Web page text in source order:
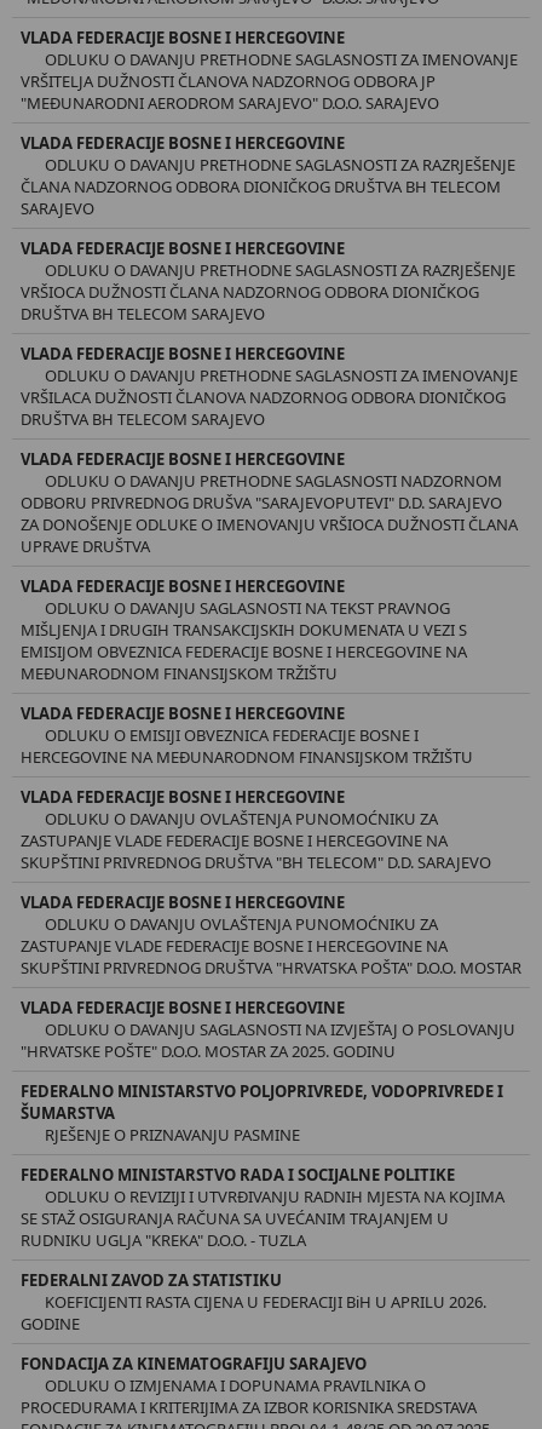
VLADA FEDERACIJE BOSNE I HERCEGOVINE
ODLUKU O DAVANJU PRETHODNE SAGLASNOSTI ZA IMENOVANJE
VRŠITELJA DUŽNOSTI ČLANOVA NADZORNOG ODBORA JP
"MEĐUNARODNI AERODROM SARAJEVO" D.O.O. SARAJEVO
VLADA FEDERACIJE BOSNE I HERCEGOVINE
ODLUKU O DAVANJU PRETHODNE SAGLASNOSTI ZA RAZRJEŠENJE
ČLANA NADZORNOG ODBORA DIONIČKOG DRUŠTVA BH TELECOM
SARAJEVO
VLADA FEDERACIJE BOSNE I HERCEGOVINE
ODLUKU O DAVANJU PRETHODNE SAGLASNOSTI ZA RAZRJEŠENJE
VRŠIOCA DUŽNOSTI ČLANA NADZORNOG ODBORA DIONIČKOG
DRUŠTVA BH TELECOM SARAJEVO
VLADA FEDERACIJE BOSNE I HERCEGOVINE
ODLUKU O DAVANJU PRETHODNE SAGLASNOSTI ZA IMENOVANJE
VRŠILACA DUŽNOSTI ČLANOVA NADZORNOG ODBORA DIONIČKOG
DRUŠTVA BH TELECOM SARAJEVO
VLADA FEDERACIJE BOSNE I HERCEGOVINE
ODLUKU O DAVANJU PRETHODNE SAGLASNOSTI NADZORNOM
ODBORU PRIVREDNOG DRUŠVA "SARAJEVOPUTEVI" D.D. SARAJEVO
ZA DONOŠENJE ODLUKE O IMENOVANJU VRŠIOCA DUŽNOSTI ČLANA
UPRAVE DRUŠTVA
VLADA FEDERACIJE BOSNE I HERCEGOVINE
ODLUKU O DAVANJU SAGLASNOSTI NA TEKST PRAVNOG
MIŠLJENJA I DRUGIH TRANSAKCIJSKIH DOKUMENATA U VEZI S
EMISIJOM OBVEZNICA FEDERACIJE BOSNE I HERCEGOVINE NA
MEĐUNARODNOM FINANSIJSKOM TRŽIŠTU
VLADA FEDERACIJE BOSNE I HERCEGOVINE
ODLUKU O EMISIJI OBVEZNICA FEDERACIJE BOSNE I
HERCEGOVINE NA MEĐUNARODNOM FINANSIJSKOM TRŽIŠTU
VLADA FEDERACIJE BOSNE I HERCEGOVINE
ODLUKU O DAVANJU OVLAŠTENJA PUNOMOĆNIKU ZA
ZASTUPANJE VLADE FEDERACIJE BOSNE I HERCEGOVINE NA
SKUPŠTINI PRIVREDNOG DRUŠTVA "BH TELECOM" D.D. SARAJEVO
VLADA FEDERACIJE BOSNE I HERCEGOVINE
ODLUKU O DAVANJU OVLAŠTENJA PUNOMOĆNIKU ZA
ZASTUPANJE VLADE FEDERACIJE BOSNE I HERCEGOVINE NA
SKUPŠTINI PRIVREDNOG DRUŠTVA "HRVATSKA POŠTA" D.O.O. MOSTAR
VLADA FEDERACIJE BOSNE I HERCEGOVINE
ODLUKU O DAVANJU SAGLASNOSTI NA IZVJEŠTAJ O POSLOVANJU
"HRVATSKE POŠTE" D.O.O. MOSTAR ZA 2025. GODINU
FEDERALNO MINISTARSTVO POLJOPRIVREDE, VODOPRIVREDE I
ŠUMARSTVA
RJEŠENJE O PRIZNAVANJU PASMINE
FEDERALNO MINISTARSTVO RADA I SOCIJALNE POLITIKE
ODLUKU O REVIZIJI I UTVRĐIVANJU RADNIH MJESTA NA KOJIMA
SE STAŽ OSIGURANJA RAČUNA SA UVEĆANIM TRAJANJEM U
RUDNIKU UGLJA "KREKA" D.O.O. - TUZLA
FEDERALNI ZAVOD ZA STATISTIKU
KOEFICIJENTI RASTA CIJENA U FEDERACIJI BiH U APRILU 2026.
GODINE
FONDACIJA ZA KINEMATOGRAFIJU SARAJEVO
ODLUKU O IZMJENAMA I DOPUNAMA PRAVILNIKA O
PROCEDURAMA I KRITERIJIMA ZA IZBOR KORISNIKA SREDSTAVA